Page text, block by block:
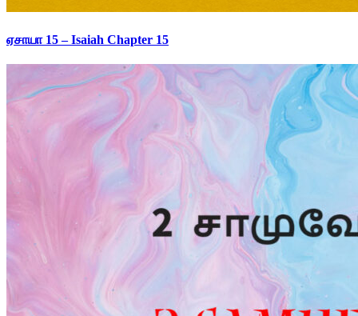
ஏசாயா 15 – Isaiah Chapter 15